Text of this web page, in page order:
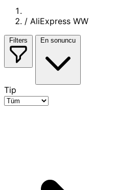
/ AliExpress WW
Filters En sonuncu
Tip